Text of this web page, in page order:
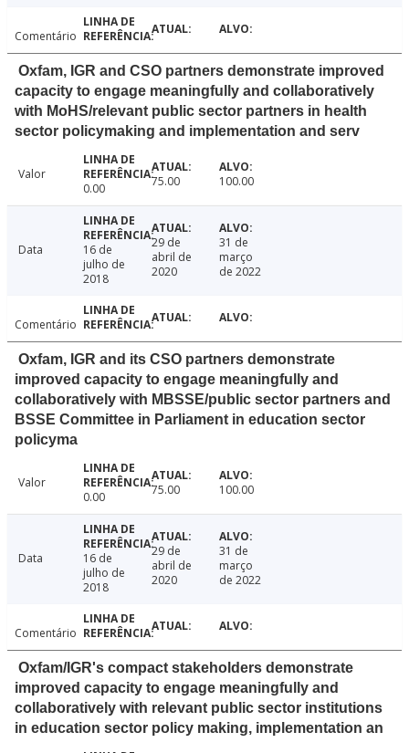
Comentário
Oxfam, IGR and CSO partners demonstrate improved
capacity to engage meaningfully and collaboratively
with MoHS/relevant public sector partners in health
sector policymaking and implementation and serv
Valor
0.00
75.00 100.00
Data
16 de
julho de
2018
29 de
abril de
2020
31 de
março
de 2022
Comentário
Oxfam, IGR and its CSO partners demonstrate
improved capacity to engage meaningfully and
collaboratively with MBSSE/public sector partners and
BSSE Committee in Parliament in education sector
policyma
Valor
0.00
75.00 100.00
Data
16 de
julho de
2018
29 de
abril de
2020
31 de
março
de 2022
Comentário
Oxfam/IGR's compact stakeholders demonstrate
improved capacity to engage meaningfully and
collaboratively with relevant public sector institutions
in education sector policy making, implementation an